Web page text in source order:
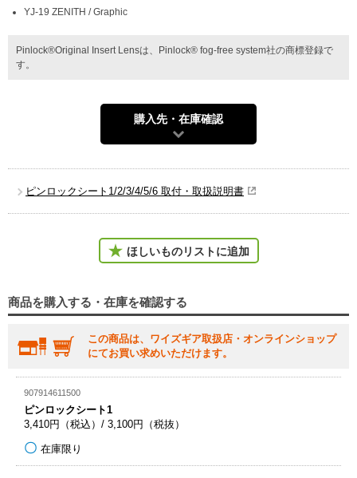
YJ-19 ZENITH / Graphic
Pinlock®Original Insert Lensは、Pinlock® fog-free system社の商標登録で
す。
購入先・在庫確認
ピンロックシート1/2/3/4/5/6 取付・取扱説明書
ほしいものリストに追加
商品を購入する・在庫を確認する
この商品は、ワイズギア取扱店・オンラインショップ
にてお買い求めいただけます。
907914611500
ピンロックシート1
3,410円（税込）/ 3,100円（税抜）
在庫限り